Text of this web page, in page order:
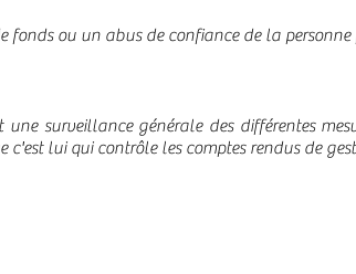
ou un abus de confiance de la personne
surveillance générale des différentes
lui qui contrôle les comptes rendus de